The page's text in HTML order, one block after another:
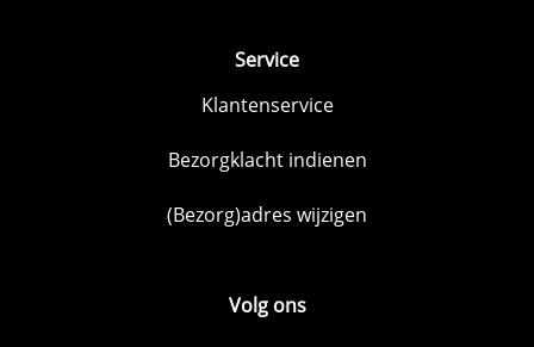
Service
Klantenservice
Bezorgklacht indienen
(Bezorg)adres wijzigen
Volg ons